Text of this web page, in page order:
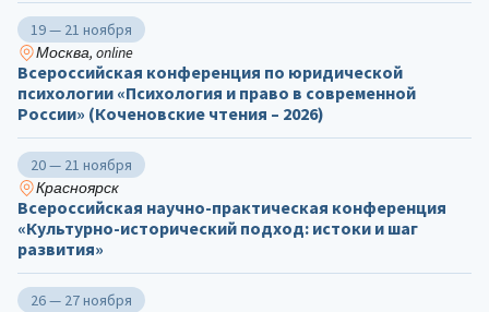
19 — 21 ноября
Москва, online
Всероссийская конференция по юридической
психологии «Психология и право в современной
России» (Коченовские чтения – 2026)
20 — 21 ноября
Красноярск
Всероссийская научно-практическая конференция
«Культурно-исторический подход: истоки и шаг
развития»
26 — 27 ноября